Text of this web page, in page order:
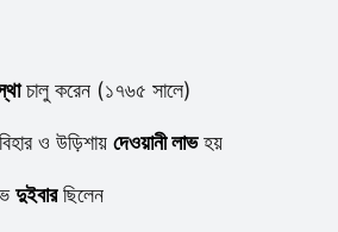
চালু করেন (১৭৬৫ সালে)
ও উড়িশায় দেওয়ানী লাভহয়
দুইবারছিলেন